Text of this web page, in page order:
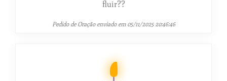
fluir??
Pedido de Oração enviado em 05/11/2025 20:46:46